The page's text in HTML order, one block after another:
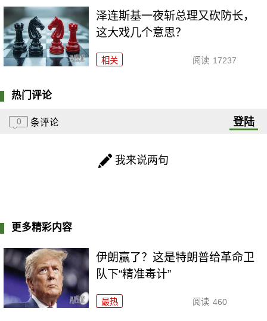
泽连斯基一夜斩总理又砍防长，
这大戏几个意思？
相关 阅读 17237
热门评论
0 条评论 登陆
我来说两句
更多精彩内容
伊朗赢了？这是特朗普给革命卫
队下“精准毒计”
最热 阅读 460